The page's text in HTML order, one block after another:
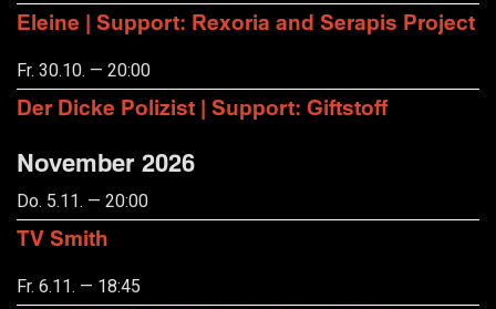
Eleine | Support: Rexoria and Serapis Project
Fr. 30.10. — 20:00
Der Dicke Polizist | Support: Giftstoff
November 2026
Do. 5.11. — 20:00
TV Smith
Fr. 6.11. — 18:45